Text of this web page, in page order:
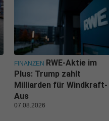
FINANZEN RWE-Aktie im
Plus: Trump zahlt
Milliarden für Windkraft-
Aus
07.08.2026